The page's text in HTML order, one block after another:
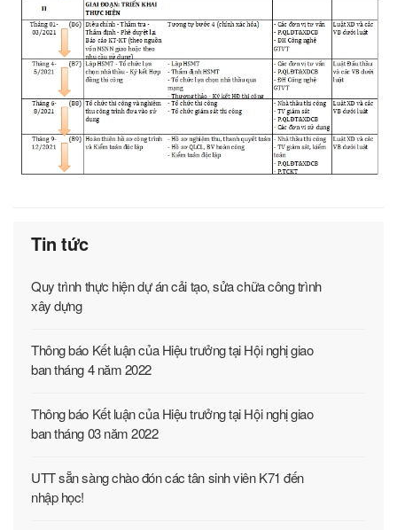
Tin tức
Quy trình thực hiện dự án cải tạo, sửa chữa công trình
xây dựng
Thông báo Kết luận của Hiệu trưởng tại Hội nghị giao
ban tháng 4 năm 2022
Thông báo Kết luận của Hiệu trưởng tại Hội nghị giao
ban tháng 03 năm 2022
UTT sẵn sàng chào đón các tân sinh viên K71 đến
nhập học!